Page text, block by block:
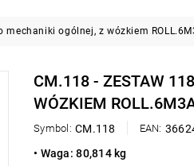
mechaniki ogólnej, z wózkiem
CM.118 - ZESTAW
WÓZKIEM
Symbol: CM.118 EAN:
• Waga: 80,814 kg